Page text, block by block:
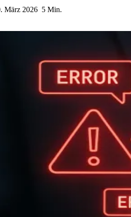
März 2026 5 Min.